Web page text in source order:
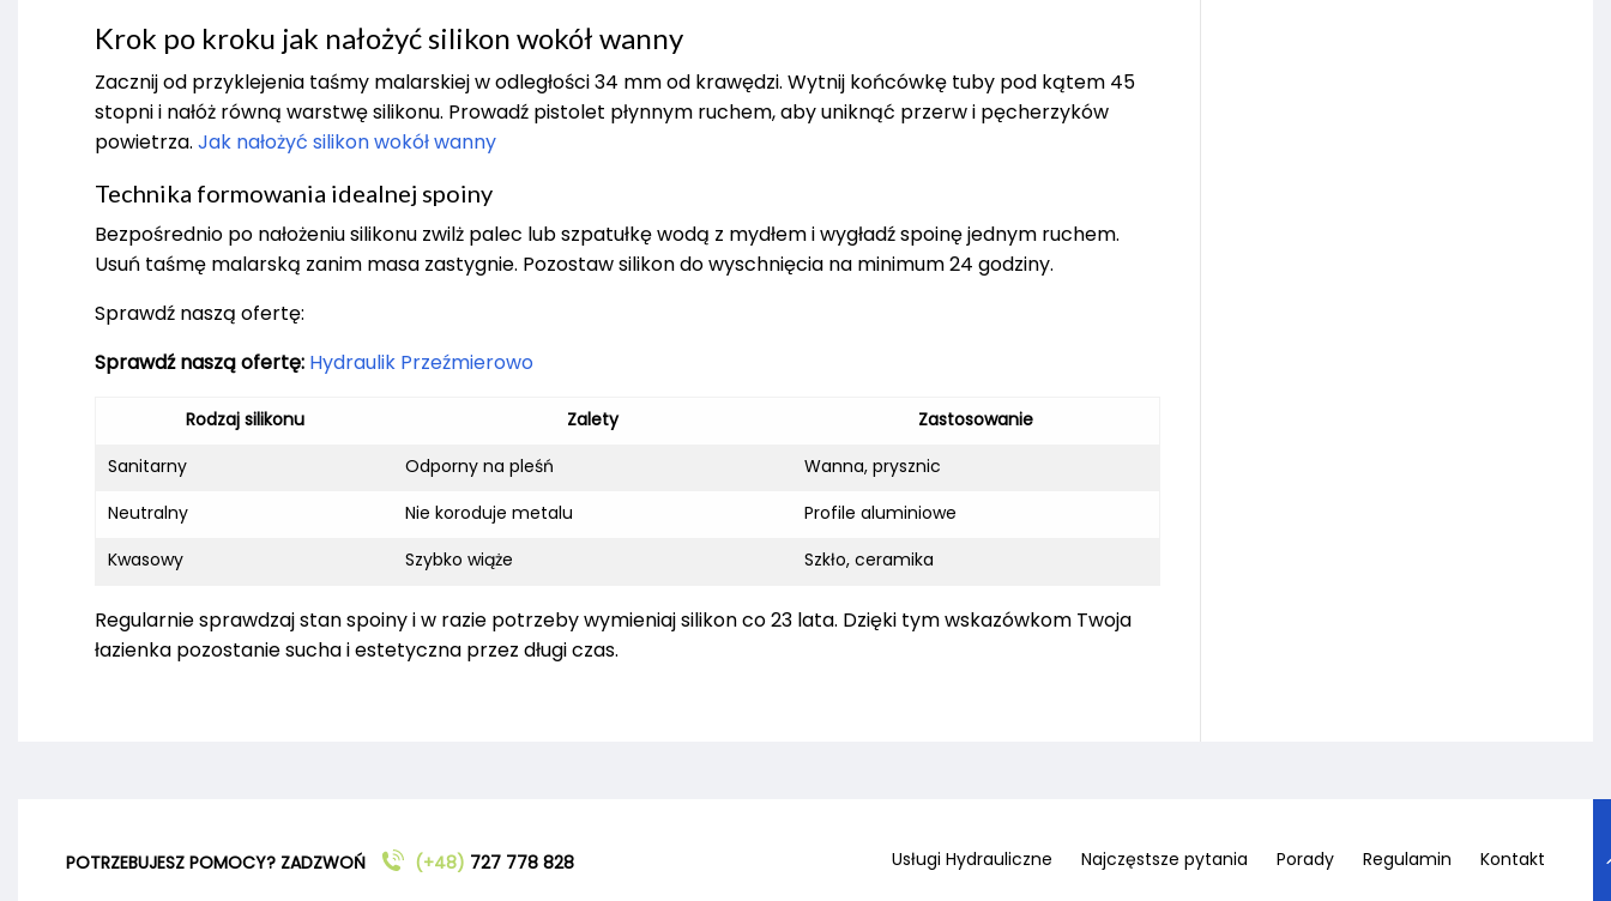
Krok po kroku jak nałożyć silikon wokół wanny
Zacznij od przyklejenia taśmy malarskiej w odległości 34 mm od krawędzi. Wytnij końcówkę tuby pod kątem 45
stopni i nałóż równą warstwę silikonu. Prowadź pistolet płynnym ruchem, aby uniknąć przerw i pęcherzyków
powietrza. Jak nałożyć silikon wokół wanny
Technika formowania idealnej spoiny
Bezpośrednio po nałożeniu silikonu zwilż palec lub szpatułkę wodą z mydłem i wygładź spoinę jednym ruchem.
Usuń taśmę malarską zanim masa zastygnie. Pozostaw silikon do wyschnięcia na minimum 24 godziny.
Sprawdź naszą ofertę:
Sprawdź naszą ofertę: Hydraulik Przeźmierowo
Rodzaj silikonu Zalety
Zastosowanie
Sanitarny
Odporny na pleśń
Wanna, prysznic
Neutralny
Nie koroduje metalu
Profile aluminiowe
Kwasowy
Szybko wiąże Szkło, ceramika
Regularnie sprawdzaj stan spoiny i w razie potrzeby wymieniaj silikon co 23 lata. Dzięki tym wskazówkom Twoja
łazienka pozostanie sucha i estetyczna przez długi czas.
POTRZEBUJESZ POMOCY? ZADZWOŃ (+48) 727 778 828 Usługi Hydrauliczne Najczęstsze pytania Porady Regulamin Kontakt